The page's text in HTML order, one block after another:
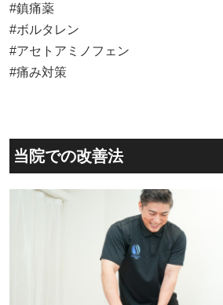
#鎮痛薬
#ボルタレン
#アセトアミノフェン
#痛み対策
当院での改善法